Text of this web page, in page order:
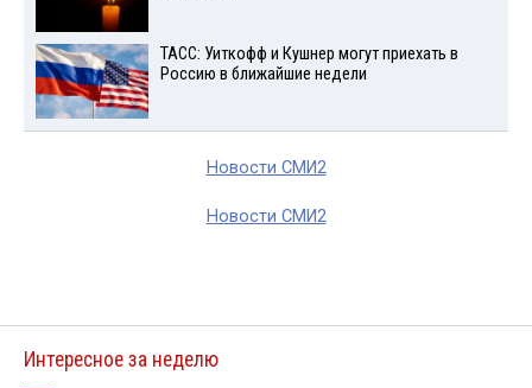
ТАСС: Уиткофф и Кушнер могут приехать в
Россию в ближайшие недели
Новости СМИ2
Новости СМИ2
Интересное за неделю